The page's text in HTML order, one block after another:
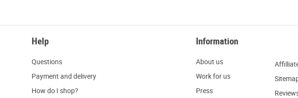
Help
Questions
Payment and delivery
How do I shop?
Information
About us
Work for us
Press
R